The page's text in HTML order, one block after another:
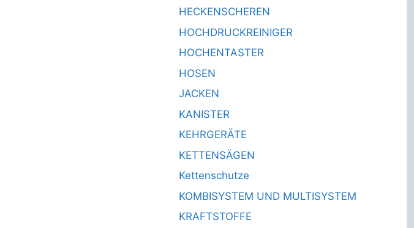
HECKENSCHEREN
HOCHDRUCKREINIGER
HOCHENTASTER
HOSEN
JACKEN
KANISTER
KEHRGERÄTE
KETTENSÄGEN
Kettenschutze
KOMBISYSTEM UND MULTISYSTEM
KRAFTSTOFFE